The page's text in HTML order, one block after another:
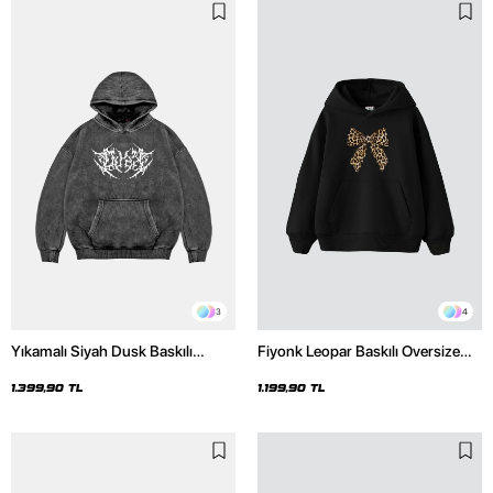
3
Yıkamalı Siyah Dusk Baskılı
1.399,90 TL
4
Fiyonk Leopar Baskılı Oversize
1.199,90 TL